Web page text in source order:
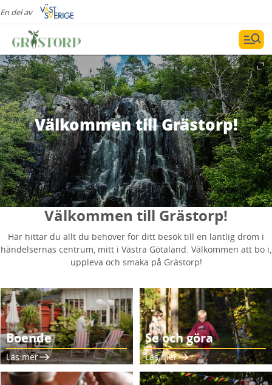
En del av
Välkommen till Grästorp!
Välkommen till Grästorp!
Här hittar du allt du behöver för ditt besök till en lantlig dröm i
händelsernas centrum, mitt i Västra Götaland. Välkommen att bo i,
uppleva och smaka på Grästorp!
Boende
Läs mer
Se och göra
Läs mer